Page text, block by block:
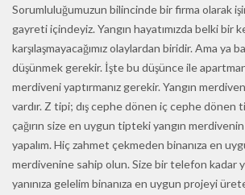
Sorumluluğumuzun bilincinde bir firma olarak
gayreti içindeyiz. Yangın hayatımızda belki bir
karşılaşmayacağımız olaylardan biridir. Ama ya
düşünmek gerekir. İşte bu düşünce ile
merdiveni yaptırmanız gerekir. Yangın
vardır. Z tipi; dış cephe dönen iç cephe dönen
çağırın size en uygun tipteki yangın merdivenin
yapalım. Hiç zahmet çekmeden binanıza en
merdivenine sahip olun. Size bir telefon kadar
yanınıza gelelim binanıza en uygun projeyi